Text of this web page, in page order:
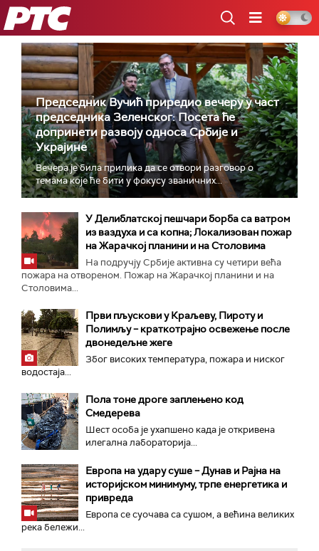
РТС
Председник Вучић приредио вечеру у част
председника Зеленског: Посета ће
допринети развоју односа Србије и
Украјине
Вечера је била прилика да се отвори разговор о
темама које ће бити у фокусу званичних...
У Делиблатској пешчари борба са ватром
из ваздуха и са копна; Локализован пожар
на Жарачкој планини и на Столовима
На подручју Србије активна су четири већа
пожара на отвореном. Пожар на Жарачкој планини и на
Столовима...
Први пљускови у Краљеву, Пироту и
Полимљу – краткотрајно освежење после
двонедељне жеге
Због високих температура, пожара и ниског
водостаја...
Пола тоне дроге заплењено код
Смедерева
Шест особа је ухапшено када је откривена
илегална лабораторија...
Европа на удару суше – Дунав и Рајна на
историјском минимуму, трпе енергетика и
привреда
Европа се суочава са сушом, а већина великих
река бележи...